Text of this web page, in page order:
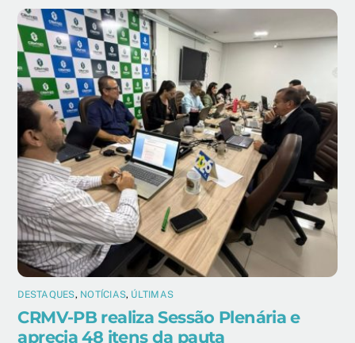
DESTAQUES, NOTÍCIAS, ÚLTIMAS
CRMV-PB realiza Sessão Plenária e
aprecia 48 itens da pauta